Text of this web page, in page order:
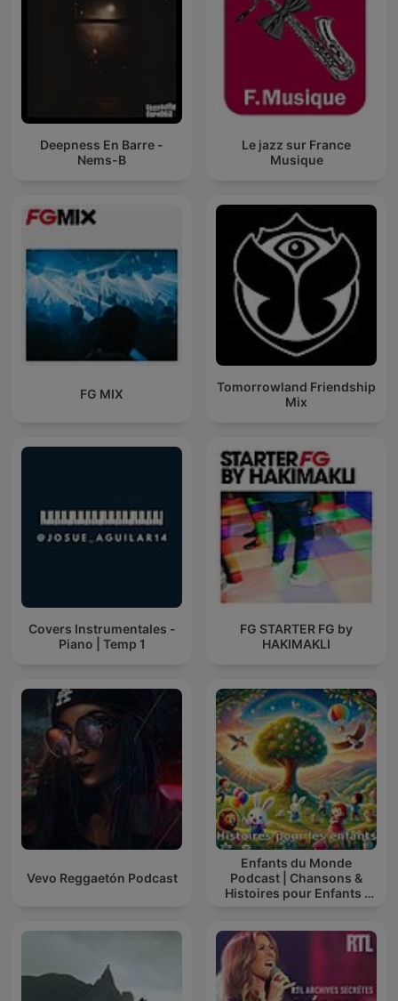
Deepness En Barre -
Nems-B
Le jazz sur France
Musique
FG MIX
Tomorrowland Friendship
Mix
Covers Instrumentales -
Piano | Temp 1
FG STARTER FG by
HAKIMAKLI
Vevo Reggaetón Podcast
Enfants du Monde
Podcast | Chansons &
Histoires pour Enfants |
Apprendre à Chanter
Compte